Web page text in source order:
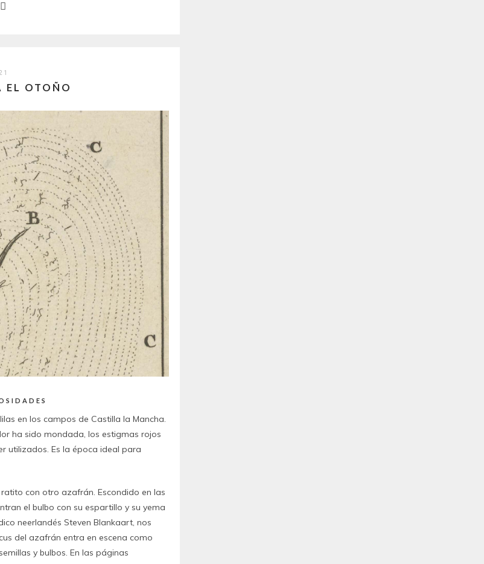
EL OTOÑO
en los campos de Castilla la Mancha.
ha sido mondada, los estigmas rojos
utilizados. Es la época ideal para
con otro azafrán. Escondido en las
el bulbo con su espartillo y su yema
neerlandés Steven Blankaart, nos
del azafrán entra en escena como
y bulbos. En las páginas